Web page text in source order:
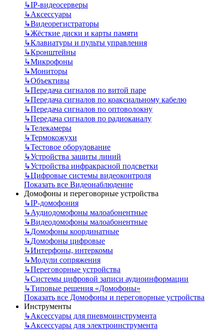
↳IP-видеосерверы
↳Аксессуары
↳Видеорегистраторы
↳Жёсткие диски и карты памяти
↳Клавиатуры и пульты управления
↳Кронштейны
↳Микрофоны
↳Мониторы
↳Объективы
↳Передача сигналов по витой паре
↳Передача сигналов по коаксиальному кабелю
↳Передача сигналов по оптоволокну
↳Передача сигналов по радиоканалу
↳Телекамеры
↳Термокожухи
↳Тестовое оборудование
↳Устройства защиты линий
↳Устройства инфракрасной подсветки
↳Цифровые системы видеоконтроля
Показать все Видеонаблюдение
Домофоны и переговорные устройства
↳IP-домофония
↳Аудиодомофоны малоабонентные
↳Видеодомофоны малоабонентные
↳Домофоны координатные
↳Домофоны цифровые
↳Интерфоны, интеркомы
↳Модули сопряжения
↳Переговорные устройства
↳Системы цифровой записи аудиоинформации
↳Типовые решения «Домофоны»
Показать все Домофоны и переговорные устройства
Инструменты
↳Аксессуары для пневмоинструмента
↳Аксессуары для электроинструмента